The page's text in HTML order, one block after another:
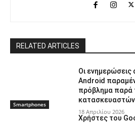
RELATED ARTICLES
Smartphones
Οι
Android
πρόβλημα παρά
κατασκευαστών
18 Απριλίου 2026
Χρήστες του